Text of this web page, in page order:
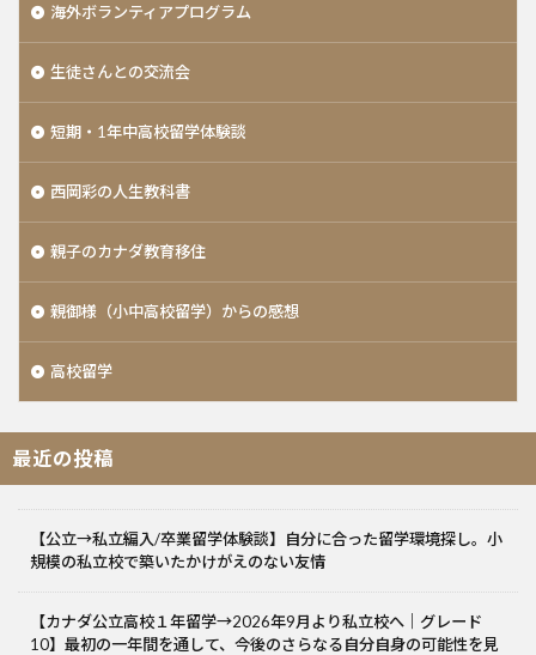
海外ボランティアプログラム
生徒さんとの交流会
短期・1年中高校留学体験談
西岡彩の人生教科書
親子のカナダ教育移住
親御様（小中高校留学）からの感想
高校留学
最近の投稿
【公立→私立編入/卒業留学体験談】自分に合った留学環境探し。小
規模の私立校で築いたかけがえのない友情
【カナダ公立高校１年留学→2026年9月より私立校へ｜グレード
10】最初の一年間を通して、今後のさらなる自分自身の可能性を見